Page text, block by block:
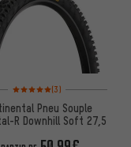
Note moyenne : 5 sur 5
(3)
Pneu Souple
R Downhill Soft 27,5